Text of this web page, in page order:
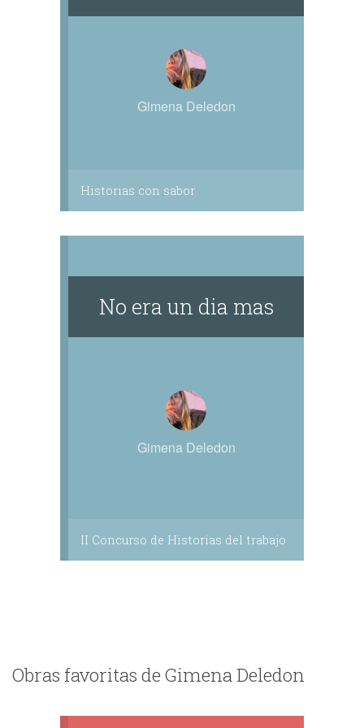
Gimena Deledon
Historias con sabor
No era un dia mas
Gimena Deledon
II Concurso de Historias del trabajo
Obras favoritas de Gimena Deledon